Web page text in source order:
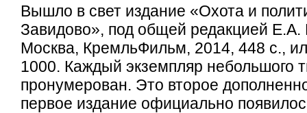
Вышло в свет издание «Охота и
Завидово», под общей редакцией
Москва, КремльФильм, 2014, 448 с.,
1000. Каждый экземпляр небольшого
пронумерован. Это второе
первое издание официально